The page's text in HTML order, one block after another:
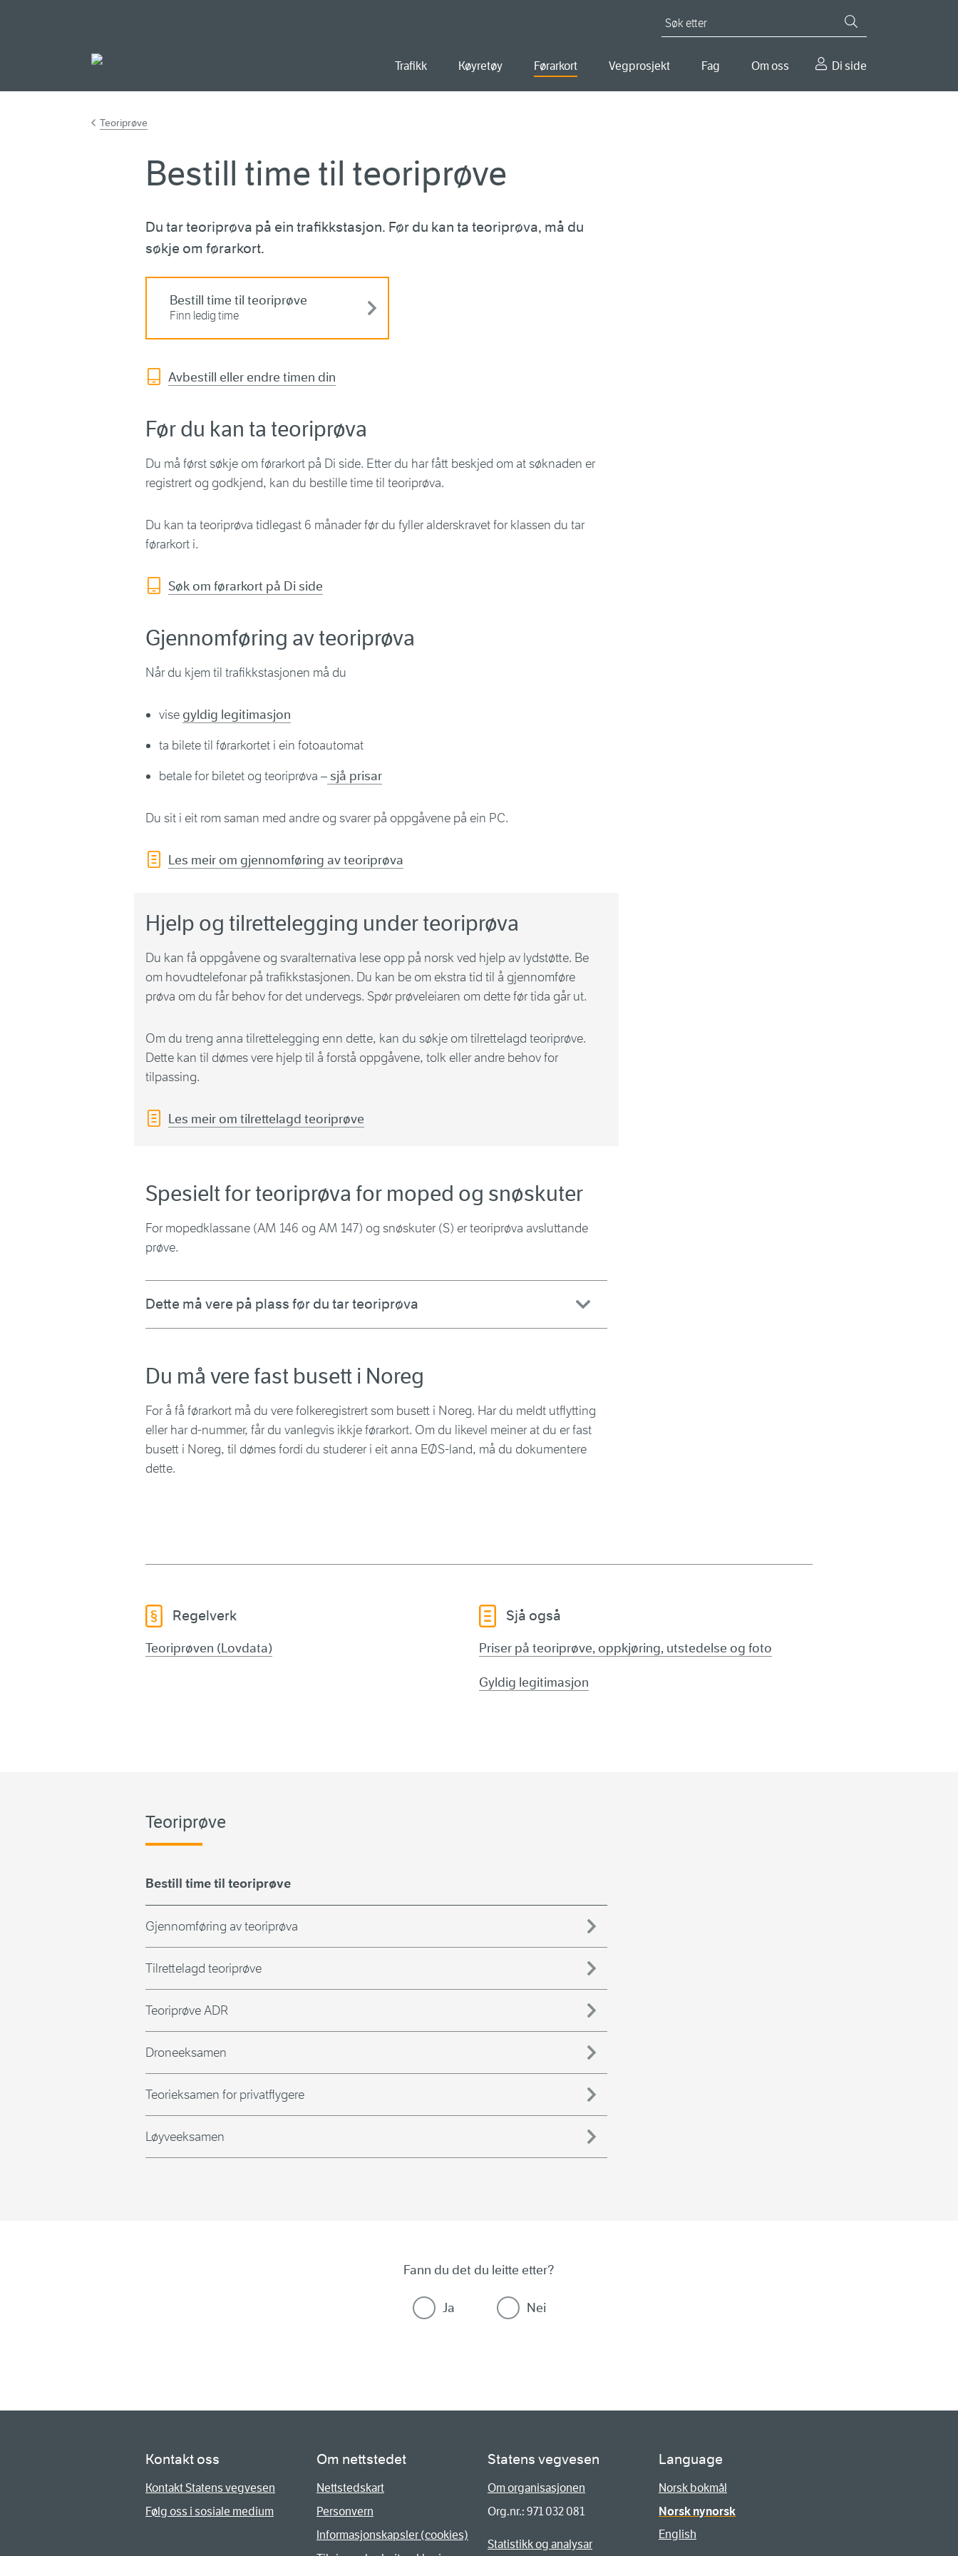
Trafikk Køyretøy Førarkort Vegprosjekt Fag Om oss Di side
Teoriprøve
Bestill time til teoriprøve
Du tar teoriprøva på ein trafikkstasjon. Før du kan ta teoriprøva, må du
søkje om førarkort.
Bestill time til teoriprøve
Finn ledig time
Avbestill eller endre timen din
Før du kan ta teoriprøva
Du må først søkje om førarkort på Di side. Etter du har fått beskjed om at søknaden er
registrert og godkjend, kan du bestille time til teoriprøva.
Du kan ta teoriprøva tidlegast 6 månader før du fyller alderskravet for klassen du tar
førarkort i.
Søk om førarkort på Di side
Gjennomføring av teoriprøva
Når du kjem til trafikkstasjonen må du
vise gyldig legitimasjon
ta bilete til førarkortet i ein fotoautomat
betale for biletet og teoriprøva –sjå prisar
Du sit i eit rom saman med andre og svarer på oppgåvene på ein PC.
Les meir om gjennomføring av teoriprøva
Hjelp og tilrettelegging under teoriprøva
Du kan få oppgåvene og svaralternativa lese opp på norsk ved hjelp av lydstøtte. Be
om hovudtelefonar på trafikkstasjonen. Du kan be om ekstra tid til å gjennomføre
prøva om du får behov for det undervegs. Spør prøveleiaren om dette før tida går ut.
Om du treng anna tilrettelegging enn dette, kan du søkje om tilrettelagd teoriprøve.
Dette kan til dømes vere hjelp til å forstå oppgåvene, tolk eller andre behov for
tilpassing.
Les meir om tilrettelagd teoriprøve
Spesielt for teoriprøva for moped og snøskuter
For mopedklassane (AM 146 og AM 147) og snøskuter (S) er teoriprøva avsluttande
prøve.
Dette må vere på plass før du tar teoriprøva
Du må vere fast busett i Noreg
For å få førarkort må du vere folkeregistrert som busett i Noreg. Har du meldt utflytting
eller har d-nummer, får du vanlegvis ikkje førarkort. Om du likevel meiner at du er fast
busett i Noreg, til dømes fordi du studerer i eit anna EØS-land, må du dokumentere
dette.
Regelverk
Teoriprøven (Lovdata)
Sjå også
Priser på teoriprøve, oppkjøring, utstedelse og foto
Gyldig legitimasjon
Teoriprøve
Bestill time til teoriprøve
Gjennomføring av teoriprøva
Tilrettelagd teoriprøve
Teoriprøve ADR
Droneeksamen
Teorieksamen for privatflygere
Løyveeksamen
Fann du det du leitte etter?
Ja Nei
Kontakt oss
Kontakt Statens vegvesen
Følg oss i sosiale medium
Om nettstedet
Nettstedskart
Personvern
Informasjonskapsler (cookies)
Statens vegvesen
Om organisasjonen
Org.nr.: 971 032 081
Statistikk og analysar
Language
Norsk bokmål
Norsk nynorsk
English